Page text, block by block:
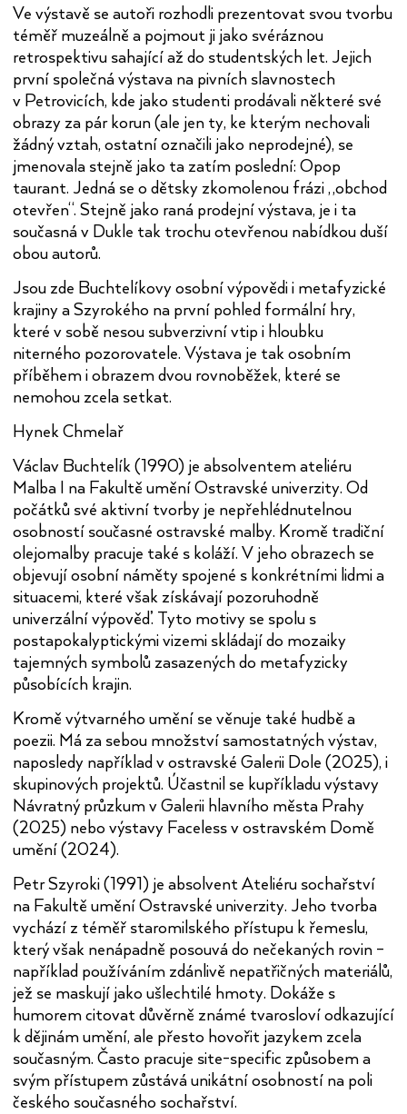
Ve výstavě se autoři rozhodli prezentovat svou tvorbu
téměř muzeálně a pojmout ji jako svéráznou
retrospektivu sahající až do studentských let. Jejich
první společná výstava na pivních slavnostech
v Petrovicích, kde jako studenti prodávali některé své
obrazy za pár korun (ale jen ty, ke kterým nechovali
žádný vztah, ostatní označili jako neprodejné), se
jmenovala stejně jako ta zatím poslední: Opop
taurant. Jedná se o dětsky zkomolenou frázi „obchod
otevřen“. Stejně jako raná prodejní výstava, je i ta
současná v Dukle tak trochu otevřenou nabídkou duší
obou autorů.
Jsou zde Buchtelíkovy osobní výpovědi i metafyzické
krajiny a Szyrokého na první pohled formální hry,
které v sobě nesou subverzivní vtip i hloubku
niterného pozorovatele. Výstava je tak osobním
příběhem i obrazem dvou rovnoběžek, které se
nemohou zcela setkat.
Hynek Chmelař
Václav Buchtelík (1990) je absolventem ateliéru
Malba I na Fakultě umění Ostravské univerzity. Od
počátků své aktivní tvorby je nepřehlédnutelnou
osobností současné ostravské malby. Kromě tradiční
olejomalby pracuje také s koláží. V jeho obrazech se
objevují osobní náměty spojené s konkrétními lidmi a
situacemi, které však získávají pozoruhodně
univerzální výpověď. Tyto motivy se spolu s
postapokalyptickými vizemi skládají do mozaiky
tajemných symbolů zasazených do metafyzicky
působících krajin.
Kromě výtvarného umění se věnuje také hudbě a
poezii. Má za sebou množství samostatných výstav,
naposledy například v ostravské Galerii Dole (2025), i
skupinových projektů. Účastnil se kupříkladu výstavy
Návratný průzkum v Galerii hlavního města Prahy
(2025) nebo výstavy Faceless v ostravském Domě
umění (2024).
Petr Szyroki (1991) je absolvent Ateliéru sochařství
na Fakultě umění Ostravské univerzity. Jeho tvorba
vychází z téměř staromilského přístupu k řemeslu,
který však nenápadně posouvá do nečekaných rovin –
například používáním zdánlivě nepatřičných materiálů,
jež se maskují jako ušlechtilé hmoty. Dokáže s
humorem citovat důvěrně známé tvarosloví odkazující
k dějinám umění, ale přesto hovořit jazykem zcela
současným. Často pracuje site-specific způsobem a
svým přístupem zůstává unikátní osobností na poli
českého současného sochařství.